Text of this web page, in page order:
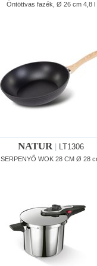
Öntöttvas fazék, Ø 26 cm 4,8 l
NATUR| LT1306
SERPENYŐ WOK 28 CM Ø 28